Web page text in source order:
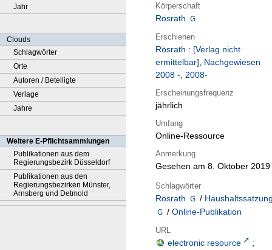
Jahr
Clouds
Schlagwörter
Orte
Autoren / Beteiligte
Verlage
Jahre
Weitere E-Pflichtsammlungen
Publikationen aus dem
Regierungsbezirk Düsseldorf
Publikationen aus den
Regierungsbezirken Münster,
Arnsberg und Detmold
Körperschaft
Rösrath
Erschienen
Rösrath : [Verlag nicht
ermittelbar], Nachgewiesen
2008 -, 2008-
Erscheinungsfrequenz
jährlich
Umfang
Online-Ressource
Anmerkung
Gesehen am 8. Oktober 2019
Schlagwörter
Rösrath /
/ Online-Publikation
URL
electronic resource
;